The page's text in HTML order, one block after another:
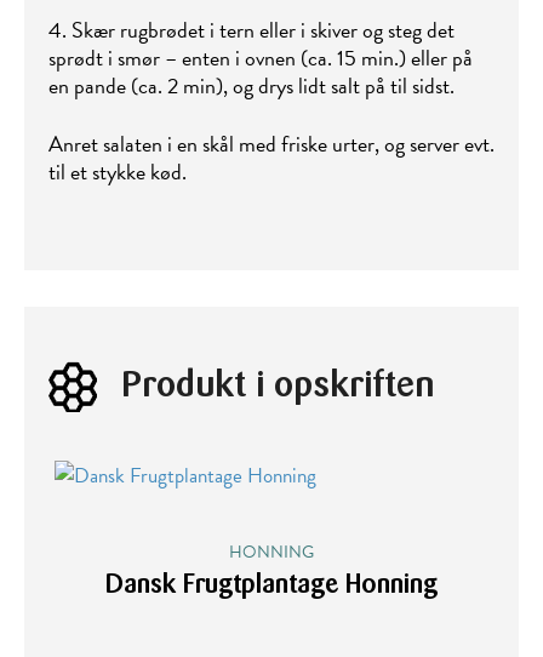
4. Skær rugbrødet i tern eller i skiver og steg det
sprødt i smør – enten i ovnen (ca. 15 min.) eller på
en pande (ca. 2 min), og drys lidt salt på til sidst.
Anret salaten i en skål med friske urter, og server evt.
til et stykke kød.
Produkt i opskriften
HONNING
Dansk Frugtplantage Honning